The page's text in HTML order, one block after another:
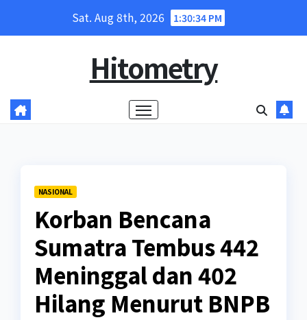
Sat. Aug 8th, 2026 1:30:35 PM
Hitometry
NASIONAL
Korban Bencana
Sumatra Tembus 442
Meninggal dan 402
Hilang Menurut BNPB